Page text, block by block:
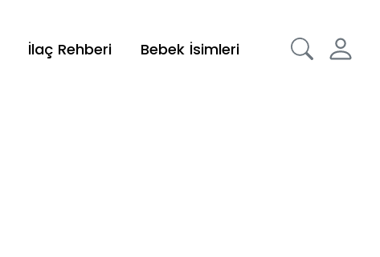
İlaç Rehberi Bebek İsimleri